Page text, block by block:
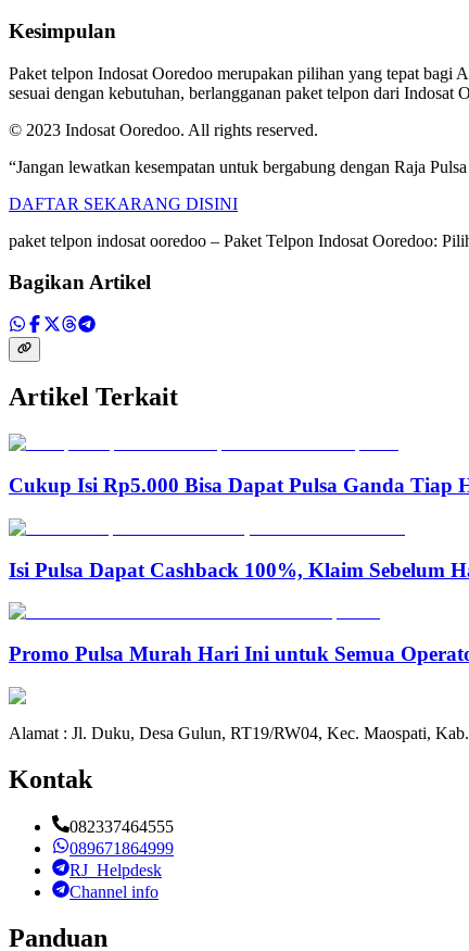
Kesimpulan
Paket telpon Indosat Ooredoo merupakan pilihan yang tepat bagi
sesuai dengan kebutuhan, berlangganan paket telpon dari
© 2023 Indosat Ooredoo. All rights reserved.
“Jangan lewatkan kesempatan untuk bergabung dengan Raja
DAFTAR SEKARANG DISINI
paket telpon indosat ooredoo – Paket Telpon Indosat Ooredoo:
Bagikan Artikel
Artikel Terkait
Cukup Isi Rp5.000 Bisa Dapat Pulsa Ganda Tiap
Isi Pulsa Dapat Cashback 100%, Klaim Sebelum
Promo Pulsa Murah Hari Ini untuk Semua
Alamat : Jl. Duku, Desa Gulun, RT19/RW04, Kec. Maospati,
Kontak
082337464555
089671864999
RJ_Helpdesk
Channel info
Panduan